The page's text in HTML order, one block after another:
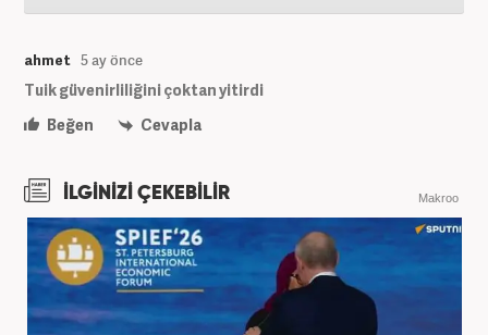
ahmet 5 ay önce
Tuik güvenirliliğini çoktan yitirdi
Beğen
Cevapla
İLGİNİZİ ÇEKEBİLİR Makroo